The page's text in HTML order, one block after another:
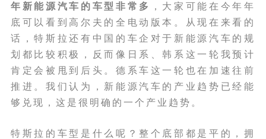
年新能源汽车的车型非常多
，大家可能在今年年
底可以看到高尔夫的全电动版本。从现在来看的
话，特斯拉还有中国的车企对于新能源汽车的规
划都比较积极，反而像日系、韩系这一轮我预计
肯定会被甩到后头。德系车这一轮也在加速往前
推进。我们认为，新能源汽车的产业趋势已经能
够兑现，这是很明确的一个产业趋势。
特斯拉的车型是什么呢？整个底部都是平的，拥